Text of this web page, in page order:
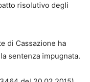
risolutivo degli
di Cassazione ha
sentenza impugnata.